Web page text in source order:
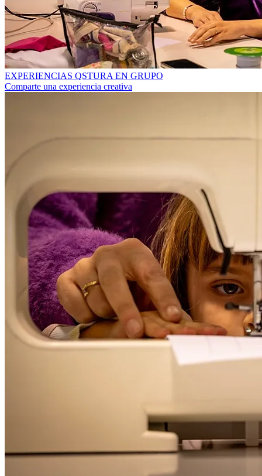
EXPERIENCIAS QSTURA EN GRUPO
Comparte una experiencia creativa